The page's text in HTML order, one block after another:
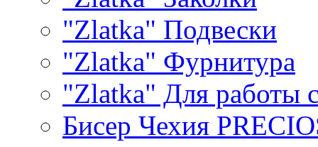
"Zlatka" Подвески
"Zlatka" Фурнитура
"Zlatka" Для работы
Бисер Чехия